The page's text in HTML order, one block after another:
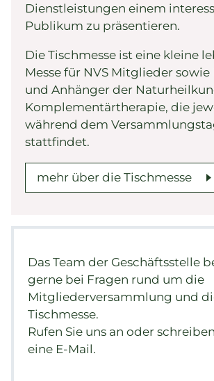
Dienstleistungen einem
Publikum zu präsentieren.
Die Tischmesse ist eine kleine
Messe für NVS Mitglieder sowie
und Anhänger der
Komplementärtherapie, die
während dem
stattfindet.
mehr über die Tischmesse
Das Team der Geschäftsstelle
gerne bei Fragen rund um die
Mitgliederversammlung und
Tischmesse.
Rufen Sie uns an oder
eine E-Mail.